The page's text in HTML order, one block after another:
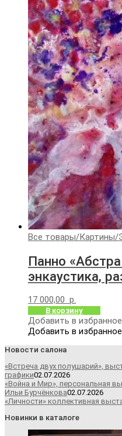
Все товары/Картины/
Панно
энкаустика,
17 000,00 р.
В корзину
Добавить в избранное
Добавить в избранное
Новости салона
«Встреча двух полушарий»,
графики02.07.2026
«Война и Мир», персональная
Ильи Бурчёнкова02.07.2026
«Личности» коллективная
Новинки в каталоге